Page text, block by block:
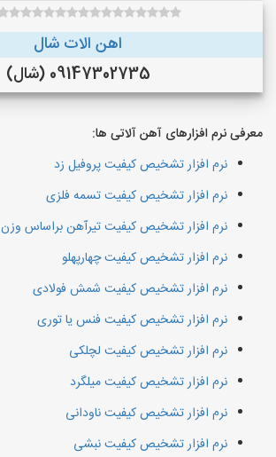
اهن الات شال
09147302735 (شال)
معرفی نرم افزارهای آهن آلاتی ها:
نرم افزار تشخیص کیفیت پروفیل زد
نرم افزار تشخیص کیفیت تسمه فلزی
نرم افزار تشخیص کیفیت تیرآهن براساس وزن
نرم افزار تشخیص کیفیت چهارپهلو
نرم افزار تشخیص کیفیت شمش فولادی
نرم افزار تشخیص کیفیت فنس یا توری
نرم افزار تشخیص کیفیت لچلکی
نرم افزار تشخیص کیفیت میلگرد
نرم افزار تشخیص کیفیت ناودانی
نرم افزار تشخیص کیفیت نبشی